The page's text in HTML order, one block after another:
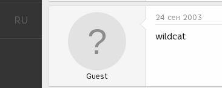
RU
Guest
24 сен 2003
wildcat